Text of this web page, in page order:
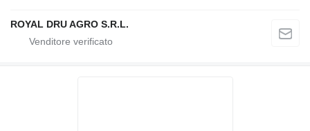
ROYAL DRU AGRO S.R.L.